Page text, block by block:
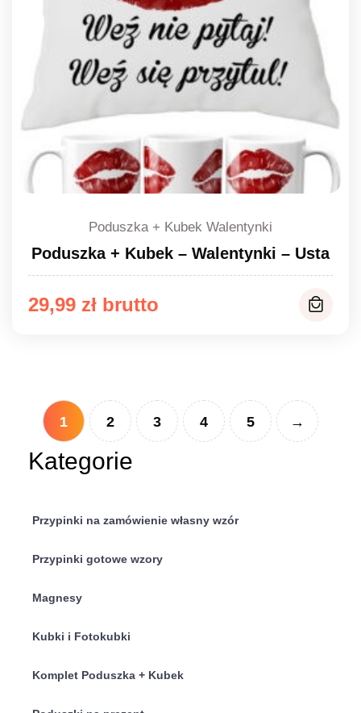
Kategorie
Przypinki na zamówienie własny wzór
Przypinki gotowe wzory
Magnesy
Kubki i Fotokubki
Komplet Poduszka + Kubek
Poduszka + Kubek Walentynki
Poduszka + Kubek – Walentynki – Usta
29,99 zł
1 2 3 4 5 →